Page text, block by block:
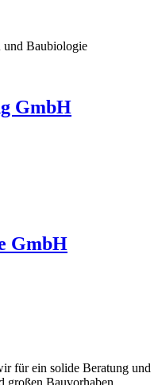
und Baubiologie
GmbH
GmbH
für ein solide Beratung und
großen Bauvorhaben.